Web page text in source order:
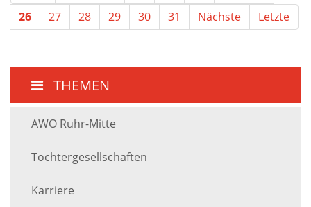
26
27 28 29 30 31 Nächste Letzte
THEMEN
AWO Ruhr-Mitte
Tochtergesellschaften
Karriere